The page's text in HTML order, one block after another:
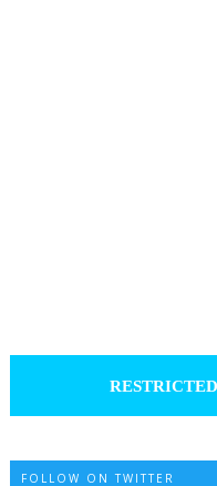
FOLLOW ON TWITTER